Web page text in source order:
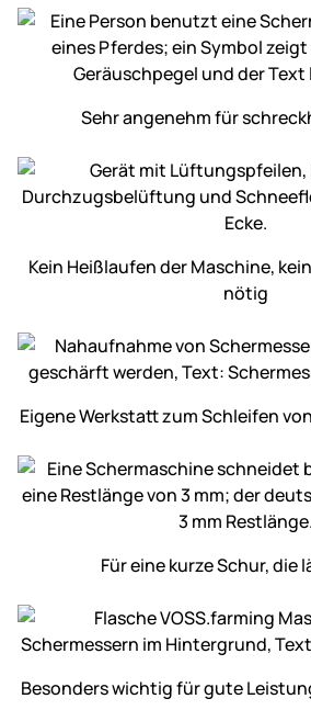
Sehr angenehm für
Kein Heiß­laufen der Maschine,
nötig
Eigene Werkstatt zum Schleifen
Für eine kurze Schur, die
Besonders wichtig für gute